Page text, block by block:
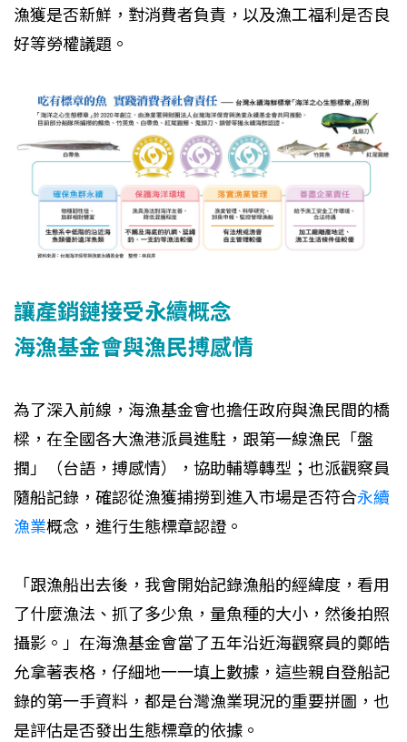
漁獲是否新鮮，對消費者負責，以及漁工福利是否良
好等勞權議題。
讓產銷鏈接受永續概念
海漁基金會與漁民搏感情
為了深入前線，海漁基金會也擔任政府與漁民間的橋
樑，在全國各大漁港派員進駐，跟第一線漁民「盤
撋」（台語，搏感情），協助輔導轉型；也派觀察員
隨船記錄，確認從漁獲捕撈到進入市場是否符合永續
漁業概念，進行生態標章認證。
「跟漁船出去後，我會開始記錄漁船的經緯度，看用
了什麼漁法、抓了多少魚，量魚種的大小，然後拍照
攝影。」在海漁基金會當了五年沿近海觀察員的鄭皓
允拿著表格，仔細地一一填上數據，這些親自登船記
錄的第一手資料，都是台灣漁業現況的重要拼圖，也
是評估是否發出生態標章的依據。